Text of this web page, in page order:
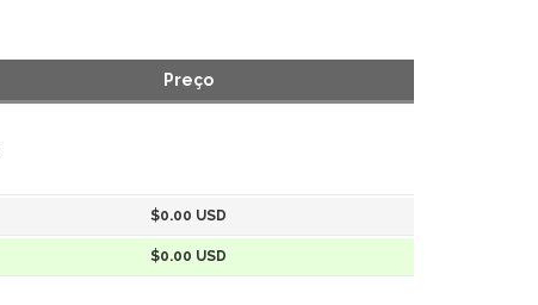
Preço
$0.00 USD
$0.00 USD